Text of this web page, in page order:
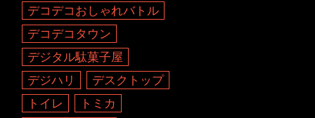
デコデコおしゃれバトル
デコデコタウン
デジタル駄菓子屋
デジハリ
デスクトップ
トイレ
トミカ